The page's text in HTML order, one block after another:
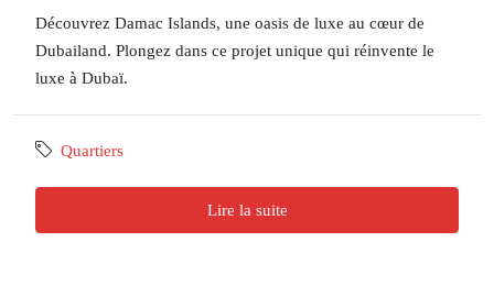
Découvrez Damac Islands, une oasis de luxe au cœur de
Dubailand. Plongez dans ce projet unique qui réinvente le
luxe à Dubaï.
Quartiers
Lire la suite